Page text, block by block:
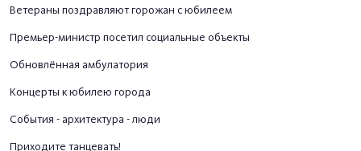
Ветераны поздравляют горожан с юбилеем
Премьер-министр посетил социальные объекты
Обновлённая амбулатория
Концерты к юбилею города
События - архитектура - люди
Приходите танцевать!